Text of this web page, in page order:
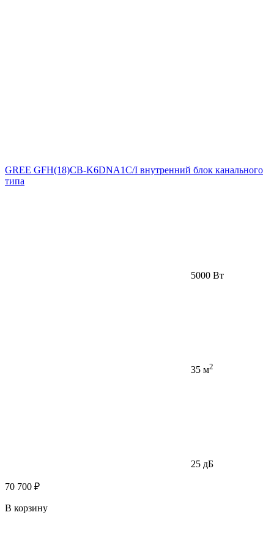
GREE GFH(18)CB-K6DNA1C/I внутренний блок канального
типа
5000 Вт
35 м2
25 дБ
70 700 ₽
В корзину